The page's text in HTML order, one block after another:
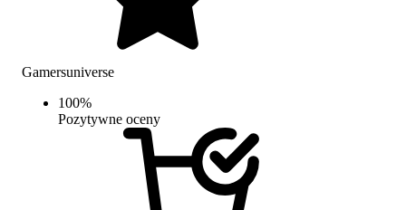
Gamersuniverse
100%
Pozytywne oceny